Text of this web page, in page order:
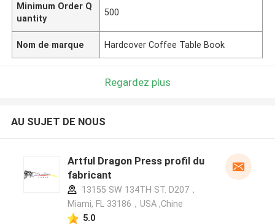
Minimum Order Q
uantity
500
Nom de marque Hardcover Coffee Table Book
Regardez plus
AU SUJET DE NOUS
Artful Dragon Press profil du
fabricant
13155 SW 134TH ST. D207，
Miami, FL 33186，USA ,Chine
5.0